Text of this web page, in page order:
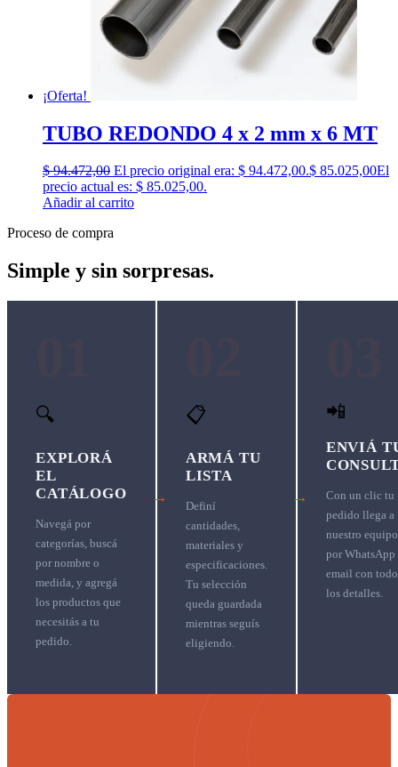
¡Oferta!
TUBO REDONDO 4 x 2 mm x 6 MT
$94.472,00 El precio original era: $ 94.472,00.$ 85.025,00El
precio actual es: $ 85.025,00.
Añadir al carrito
Proceso de compra
Simple y sin sorpresas.
🔍
EXPLORÁ
EL
CATÁLOGO
Navegá por
categorías, buscá
por nombre o
medida, y agregá
los productos que
necesitás a tu
pedido.
→
📋
ARMÁ TU
LISTA
Definí
cantidades,
materiales y
especificaciones.
Tu selección
queda guardada
mientras seguís
eligiendo.
→
📲
ENVIÁ
Con un clic tu
pedido llega a
nuestro equipo
por WhatsApp
email con
los detalles.